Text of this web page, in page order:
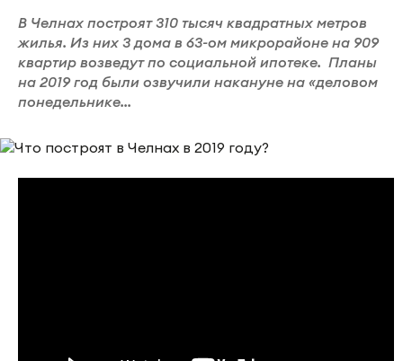
В Челнах построят 310 тысяч квадратных метров
жилья. Из них 3 дома в 63-ом микрорайоне на 909
квартир возведут по социальной ипотеке. Планы
на 2019 год были озвучили накануне на «деловом
понедельнике...